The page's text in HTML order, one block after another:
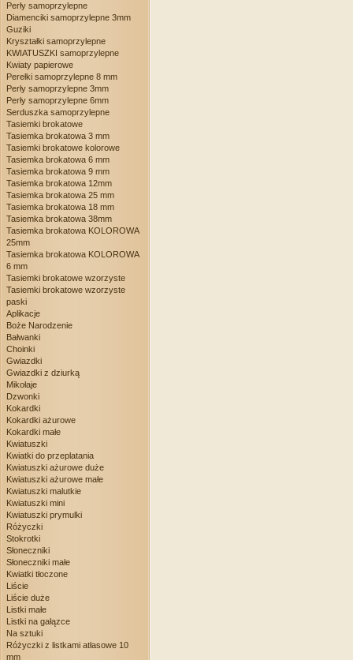
Perły samoprzylepne
Diamenciki samoprzylepne 3mm
Guziki
Kryształki samoprzylepne
KWIATUSZKI samoprzylepne
Kwiaty papierowe
Perełki samoprzylepne 8 mm
Perły samoprzylepne 3mm
Perły samoprzylepne 6mm
Serduszka samoprzylepne
Tasiemki brokatowe
Tasiemka brokatowa 3 mm
Tasiemki brokatowe kolorowe
Tasiemka brokatowa 6 mm
Tasiemka brokatowa 9 mm
Tasiemka brokatowa 12mm
Tasiemka brokatowa 25 mm
Tasiemka brokatowa 18 mm
Tasiemka brokatowa 38mm
Tasiemka brokatowa KOLOROWA
25mm
Tasiemka brokatowa KOLOROWA
6 mm
Tasiemki brokatowe wzorzyste
Tasiemki brokatowe wzorzyste
paski
Aplikacje
Boże Narodzenie
Bałwanki
Choinki
Gwiazdki
Gwiazdki z dziurką
Mikołaje
Dzwonki
Kokardki
Kokardki ażurowe
Kokardki małe
Kwiatuszki
Kwiatki do przeplatania
Kwiatuszki ażurowe duże
Kwiatuszki ażurowe małe
Kwiatuszki malutkie
Kwiatuszki mini
Kwiatuszki prymulki
Różyczki
Stokrotki
Słoneczniki
Słoneczniki małe
Kwiatki tłoczone
Liście
Liście duże
Listki małe
Listki na gałązce
Na sztuki
Różyczki z listkami atłasowe 10
mm